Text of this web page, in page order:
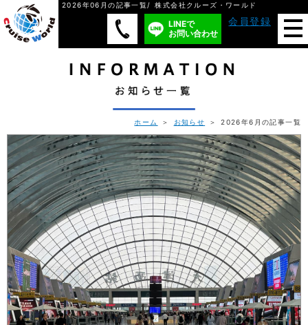
2026年06月の記事一覧/ 株式会社クルーズ・ワールド
LINEで
お問い合わせ
会員登録
ホーム ＞ お知らせ ＞ 2026年6月の記事一覧